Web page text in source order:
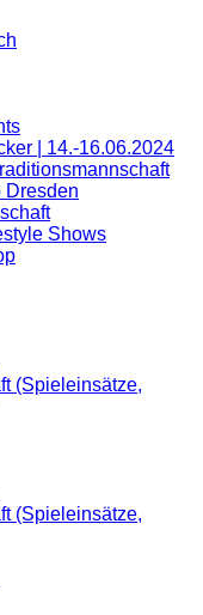
| 14.-16.06.2024
Dresden
Shows
(Spieleinsätze,
(Spieleinsätze,